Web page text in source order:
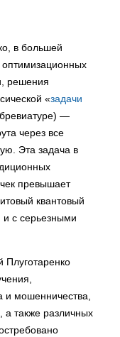
в большей
оптимизационных
решения
«задачи
—
через все
Эта задача в
превышает
квантовый
и с серьезными
и мошенничества,
а также различных